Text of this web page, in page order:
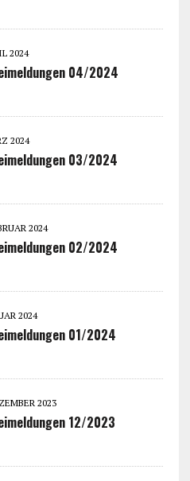
2024
04/2024
2024
03/2024
2024
02/2024
2024
01/2024
2023
12/2023